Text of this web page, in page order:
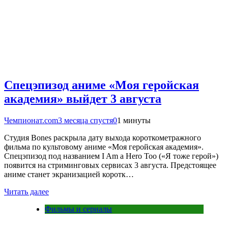
Спецэпизод аниме «Моя геройская
академия» выйдет 3 августа
Чемпионат.com3 месяца спустя01 минуты
Студия Bones раскрыла дату выхода короткометражного
фильма по культовому аниме «Моя геройская академия».
Спецэпизод под названием I Am a Hero Too («Я тоже герой»)
появится на стриминговых сервисах 3 августа. Предстоящее
аниме станет экранизацией коротк…
Читать далее
Фильмы и сериалы